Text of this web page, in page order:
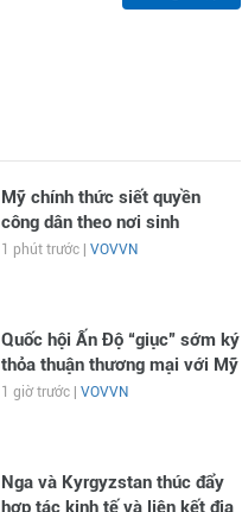
Mỹ chính thức siết quyền
công dân theo nơi sinh
1 phút trước | VOVVN
Quốc hội Ấn Độ “giục” sớm ký
thỏa thuận thương mại với Mỹ
1 giờ trước | VOVVN
Nga và Kyrgyzstan thúc đẩy
hợp tác kinh tế và liên kết địa